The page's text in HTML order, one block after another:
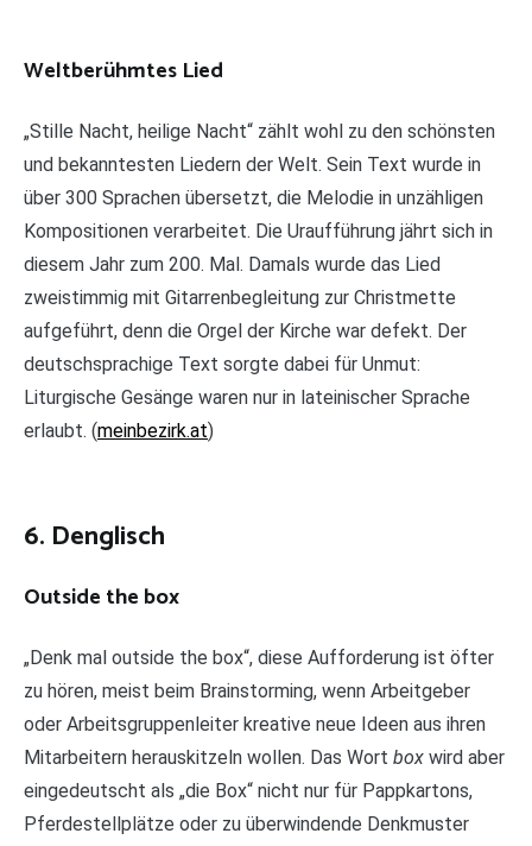
Weltberühmtes Lied
„Stille Nacht, heilige Nacht“ zählt wohl zu den schönsten
und bekanntesten Liedern der Welt. Sein Text wurde in
über 300 Sprachen übersetzt, die Melodie in unzähligen
Kompositionen verarbeitet. Die Uraufführung jährt sich in
diesem Jahr zum 200. Mal. Damals wurde das Lied
zweistimmig mit Gitarrenbegleitung zur Christmette
aufgeführt, denn die Orgel der Kirche war defekt. Der
deutschsprachige Text sorgte dabei für Unmut:
Liturgische Gesänge waren nur in lateinischer Sprache
erlaubt. (meinbezirk.at)
6. Denglisch
Outside the box
„Denk mal outside the box“, diese Aufforderung ist öfter
zu hören, meist beim Brainstorming, wenn Arbeitgeber
oder Arbeitsgruppenleiter kreative neue Ideen aus ihren
Mitarbeitern herauskitzeln wollen. Das Wort box wird aber
eingedeutscht als „die Box“ nicht nur für Pappkartons,
Pferdestellplätze oder zu überwindende Denkmuster